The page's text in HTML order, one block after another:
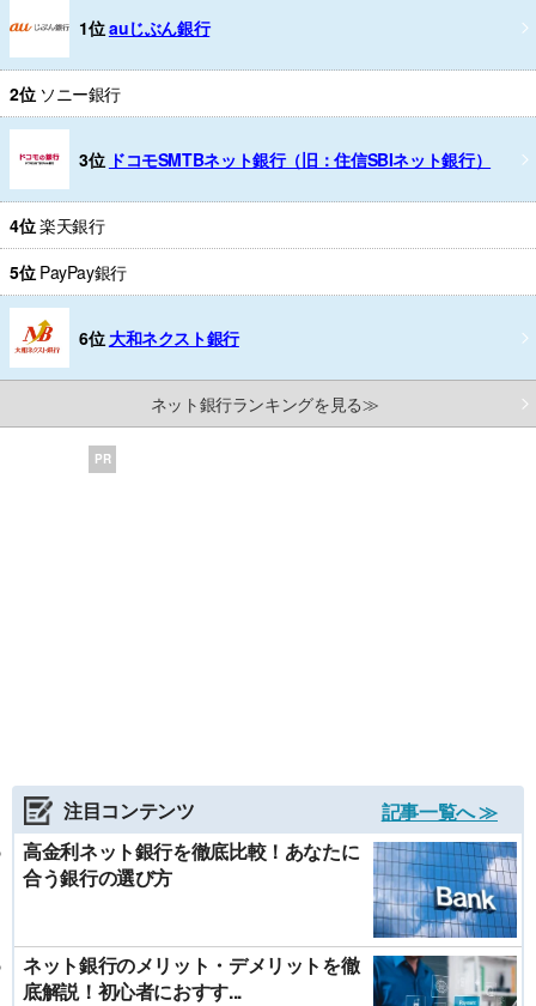
1位auじぶん銀行
2位 ソニー銀行
3位 ドコモSMTBネット銀行（旧：住信SBIネット銀行）
4位楽天銀行
5位 PayPay銀行
6位 大和ネクスト銀行
ネット銀行ランキングを見る≫
PR
注目コンテンツ
記事一覧へ ≫
高金利ネット銀行を徹底比較！あなたに
合う銀行の選び方
ネット銀行のメリット・デメリットを徹
底解説！初心者におすす...